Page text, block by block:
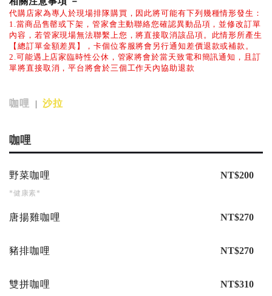
代購店家為專人於現場排隊購買，因此將可能有下列幾種情形發生：
1.當商品售罄或下架，管家會主動聯絡您確認異動品項，並修改訂單
內容，若管家現場無法聯繫上您，將直接取消該品項。此情形所產生
【總訂單金額差異】，卡個位客服將會另行通知差價退款或補款。
2.可能遇上店家臨時性公休，管家將會於當天致電和簡訊通知，且訂
單將直接取消，平台將會於三個工作天內協助退款
咖哩 沙拉
咖哩
野菜咖哩 NT$200
*健康素*
唐揚雞咖哩 NT$270
豬排咖哩 NT$270
雙拼咖哩 NT$310